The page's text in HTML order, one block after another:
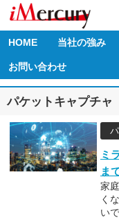
HOME 当社の強み
お問い合わせ
パケットキャプチャ
ミ
ま
家
く
い